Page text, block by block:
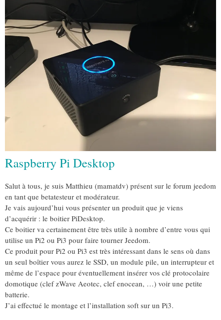
Raspberry Pi Desktop
Salut à tous, je suis Matthieu (mamatdv) présent sur le forum jeedom
en tant que betatesteur et modérateur.
Je vais aujourd’hui vous présenter un produit que je viens
d’acquérir : le boitier PiDesktop.
Ce boitier va certainement être très utile à nombre d’entre vous qui
utilise un Pi2 ou Pi3 pour faire tourner Jeedom.
Ce produit pour Pi2 ou Pi3 est très intéressant dans le sens où dans
un seul boîtier vous aurez le SSD, un module pile, un interrupteur et
même de l’espace pour éventuellement insérer vos clé protocolaire
domotique (clef zWave Aeotec, clef enocean, …) voir une petite
batterie.
J’ai effectué le montage et l’installation soft sur un Pi3.